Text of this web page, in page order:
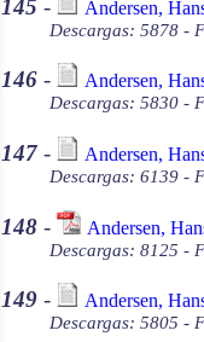
145 - Andersen,
Descargas: 5878 -
146 - Andersen,
Descargas: 5830 -
147 - Andersen,
Descargas: 6139 -
148 - Andersen,
Descargas: 8125 -
149 - Andersen,
Descargas: 5805 -